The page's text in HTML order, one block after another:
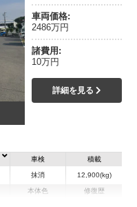
車両価格:
2486万円
諸費用:
10万円
詳細を見る
車検
抹消
積載
12,900(kg)
本体色 修復歴